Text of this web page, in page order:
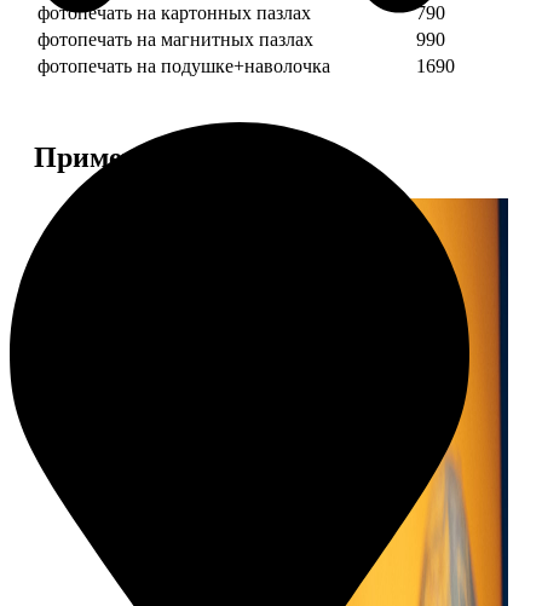
фотопечать на картонных пазлах
790
фотопечать на магнитных пазлах
990
фотопечать на подушке+наволочка
1690
Примеры работ